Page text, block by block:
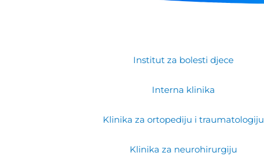
Institut za bolesti djece
Interna klinika
Klinika za ortopediju i traumatologiju
Klinika za neurohirurgiju